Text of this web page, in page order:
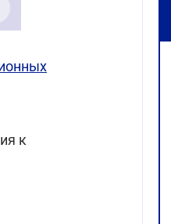
к